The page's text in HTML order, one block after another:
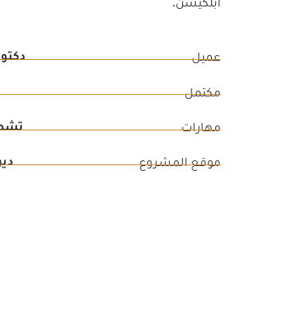
عميل
مكتمل
مهارات
موقع المشروع